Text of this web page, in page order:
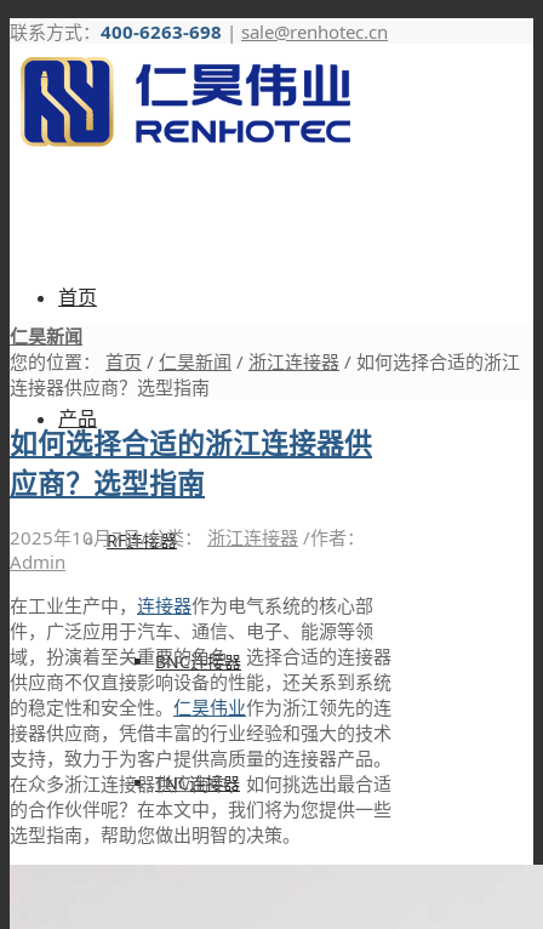
联系方式： 400-6263-698 | sale@renhotec.cn
首页
产品
RF连接器
BNC连接器
TNC连接器
仁昊新闻
您的位置：
首页 / 仁昊新闻 / 浙江连接器 / 如何选择合适的浙江
连接器供应商？选型指南
如何选择合适的浙江连接器供
应商？选型指南
2025年10月7日/分类： 浙江连接器 /作者：
Admin
在工业生产中， 连接器作为电气系统的核心部
件，广泛应用于汽车、通信、电子、能源等领
域，扮演着至关重要的角色。选择合适的连接器
供应商不仅直接影响设备的性能，还关系到系统
的稳定性和安全性。 仁昊伟业作为浙江领先的连
接器供应商，凭借丰富的行业经验和强大的技术
支持，致力于为客户提供高质量的连接器产品。
在众多浙江连接器供应商中，如何挑选出最合适
的合作伙伴呢？在本文中，我们将为您提供一些
选型指南，帮助您做出明智的决策。